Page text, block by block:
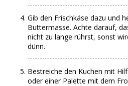
Gib den Frischkäse dazu und
Buttermasse. Achte darauf,
nicht zu lange rührst, sonst
dünn.
Bestreiche den Kuchen mit
oder einer Palette mit dem